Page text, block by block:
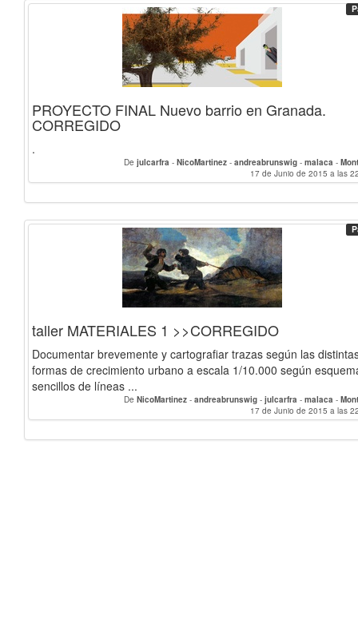
PROYECTO FINAL Nuevo barrio en Granada.
CORREGIDO
.
De julcarfra - NicoMartinez - andreabrunswig - malaca -
17 de Junio de 2015 a las
taller MATERIALES 1 >>CORREGIDO
Documentar brevemente y cartografiar trazas según las
formas de crecimiento urbano a escala 1/10.000 según
sencillos de líneas ...
De NicoMartinez - andreabrunswig - julcarfra - malaca -
17 de Junio de 2015 a las